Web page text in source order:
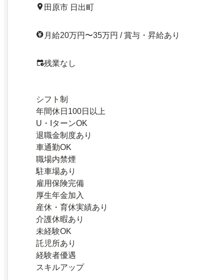
田原市 日出町
月給20万円〜35万円 / 賞与・昇給あり
残業なし
シフト制
年間休日100日以上
U・IターンOK
退職金制度あり
車通勤OK
職場内禁煙
駐車場あり
雇用保険完備
厚生年金加入
産休・育休実績あり
介護休暇あり
未経験OK
託児所あり
経験者優遇
スキルアップ